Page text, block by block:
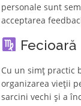
personale sunt
acceptarea
Fecioară
Cu un simț practic
organizarea vieții
sarcini vechi și a